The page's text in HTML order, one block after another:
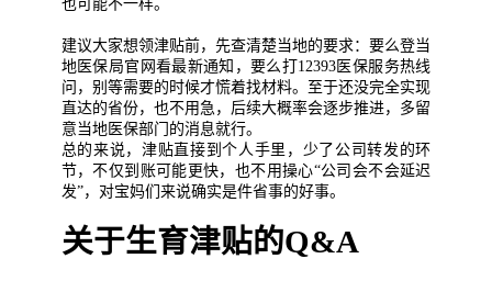
也可能不一样。
建议大家想领津贴前，先查清楚当地的要求：要么登当
地医保局官网看最新通知，要么打12393医保服务热线
问，别等需要的时候才慌着找材料。至于还没完全实现
直达的省份，也不用急，后续大概率会逐步推进，多留
意当地医保部门的消息就行。
总的来说，津贴直接到个人手里，少了公司转发的环
节，不仅到账可能更快，也不用操心“公司会不会延迟
发”，对宝妈们来说确实是件省事的好事。
关于生育津贴的Q&A